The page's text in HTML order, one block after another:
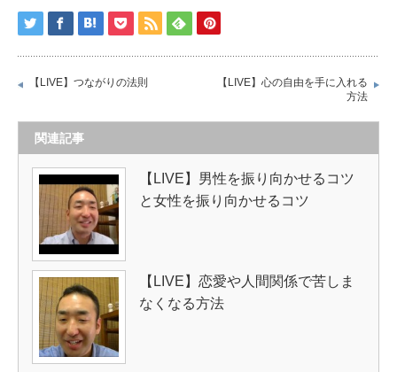
【LIVE】つながりの法則
【LIVE】心の自由を手に入れる
方法
関連記事
【LIVE】男性を振り向かせるコツ
と女性を振り向かせるコツ
【LIVE】恋愛や人間関係で苦しま
なくなる方法